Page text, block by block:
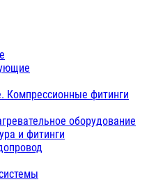
Компрессионные фитинги
оборудование
и фитинги